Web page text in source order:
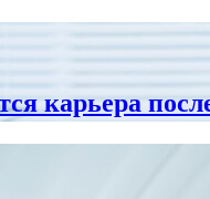
карьера